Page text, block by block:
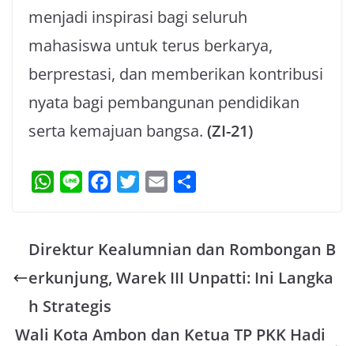
menjadi inspirasi bagi seluruh
mahasiswa untuk terus berkarya,
berprestasi, dan memberikan kontribusi
nyata bagi pembangunan pendidikan
serta kemajuan bangsa. (ZI-21)
W
t
p
p
e
e
b
k
t
i
r
e
Direktur Kealumnian dan Rombongan B
erkunjung, Warek III Unpatti: Ini Langka
h Strategis
Wali Kota Ambon dan Ketua TP PKK Hadi